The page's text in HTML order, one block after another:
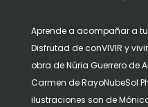
Aprende a acompañar a
Disfrutad de conVIVIR y
obra de Núria Guerrero de
Carmen de RayoNubeSol
ilustraciones son de